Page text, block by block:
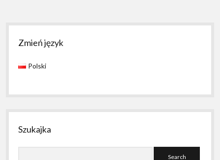
Sidebar
Zmień język
Polski
Szukajka